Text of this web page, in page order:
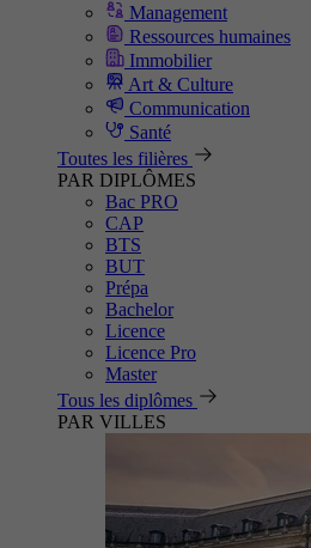
Management
Ressources humaines
Immobilier
Art & Culture
Communication
Santé
Toutes les filières
PAR DIPLÔMES
Bac PRO
CAP
BTS
BUT
Prépa
Bachelor
Licence
Licence Pro
Master
Tous les diplômes
PAR VILLES